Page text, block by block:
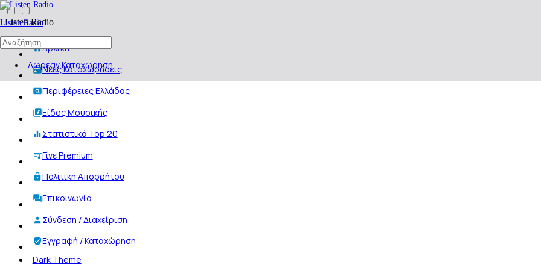
Listen Radio
Δωρεαν Καταχωρηση
Listen Radio
Αρχική
Νέες Καταχωρήσεις
Περιφέρειες Ελλάδας
Είδος Μουσικής
Στατιστικά Top 20
Γίνε Premium
Πολιτική Απορρήτου
Επικοινωνία
Σύνδεση / Διαχείριση
Εγγραφή / Καταχώρηση
Dark Theme